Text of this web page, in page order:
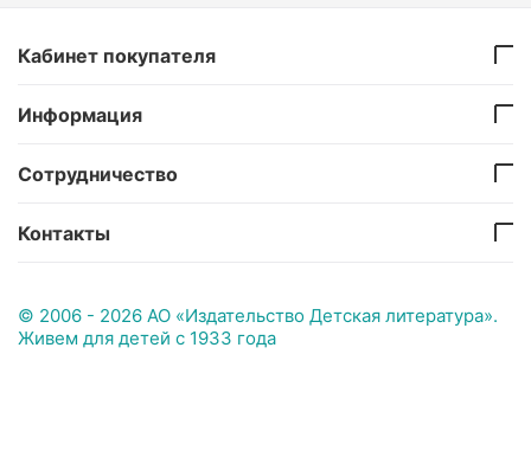
Кабинет покупателя
Информация
Сотрудничество
Контакты
© 2006 - 2026 АО «Издательство Детская литература».
Живем для детей с 1933 года